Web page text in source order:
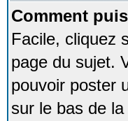
Comment
Facile, cliquez
page du sujet.
pouvoir poster
sur le bas de